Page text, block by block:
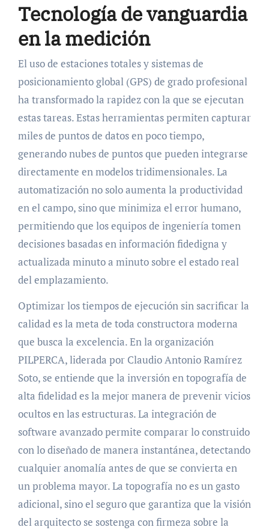
Tecnología de vanguardia
en la medición
El uso de estaciones totales y sistemas de
posicionamiento global (GPS) de grado profesional
ha transformado la rapidez con la que se ejecutan
estas tareas. Estas herramientas permiten capturar
miles de puntos de datos en poco tiempo,
generando nubes de puntos que pueden integrarse
directamente en modelos tridimensionales. La
automatización no solo aumenta la productividad
en el campo, sino que minimiza el error humano,
permitiendo que los equipos de ingeniería tomen
decisiones basadas en información fidedigna y
actualizada minuto a minuto sobre el estado real
del emplazamiento.
Optimizar los tiempos de ejecución sin sacrificar la
calidad es la meta de toda constructora moderna
que busca la excelencia. En la organización
PILPERCA, liderada por Claudio Antonio Ramírez
Soto, se entiende que la inversión en topografía de
alta fidelidad es la mejor manera de prevenir vicios
ocultos en las estructuras. La integración de
software avanzado permite comparar lo construido
con lo diseñado de manera instantánea, detectando
cualquier anomalía antes de que se convierta en
un problema mayor. La topografía no es un gasto
adicional, sino el seguro que garantiza que la visión
del arquitecto se sostenga con firmeza sobre la